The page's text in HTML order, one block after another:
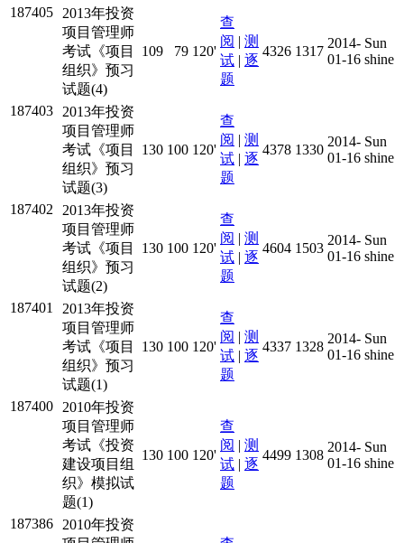
187405
2013年投资
项目管理师
考试《项目
组织》预习
试题(4)
109 79 120'
查
阅 | 测
试 | 逐
题
4326 1317
2014-
01-16
Sun
shine
187403
2013年投资
项目管理师
考试《项目
组织》预习
试题(3)
130 100 120'
查
阅 | 测
试 | 逐
题
4378 1330
2014-
01-16
Sun
shine
187402
2013年投资
项目管理师
考试《项目
组织》预习
试题(2)
130 100 120'
查
阅 | 测
试 | 逐
题
4604 1503
2014-
01-16
Sun
shine
187401
2013年投资
项目管理师
考试《项目
组织》预习
试题(1)
130 100 120'
查
阅 | 测
试 | 逐
题
4337 1328
2014-
01-16
Sun
shine
187400
2010年投资
项目管理师
考试《投资
建设项目组
织》模拟试
题(1)
130 100 120'
查
阅 | 测
试 | 逐
题
4499 1308
2014-
01-16
Sun
shine
187386
2010年投资